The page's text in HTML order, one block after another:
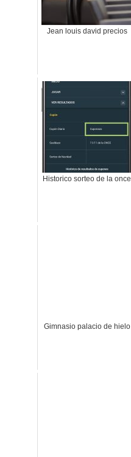
Jean louis david precios
Historico sorteo de la once
Gimnasio palacio de hielo